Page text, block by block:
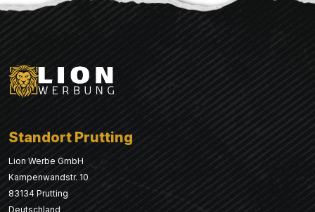
Standort Prutting
Lion Werbe GmbH
Kampenwandstr. 10
83134 Prutting
Deutschland